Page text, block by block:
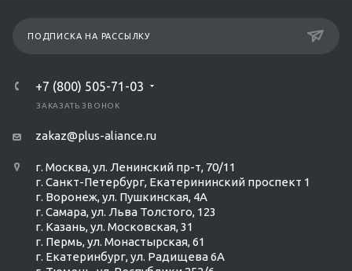
ПОДПИСКА НА РАССЫЛКУ
+7 (800) 505-71-03
ЗАКАЗАТЬ ЗВОНОК
zakaz@plus-aliance.ru
г. Москва, ул. Ленинский пр-т, 70/11
г. Санкт-Петербург, Екатерининский проспект 1
г. Воронеж, ул. Пушкинская, 4А
г. Самара, ул. Льва Толстого, 123
г. Казань, ул. Московская, 31
г. Пермь, ул. Монастырская, 61
г. Екатеринбург, ул. Радищева 6А